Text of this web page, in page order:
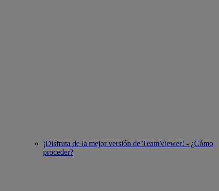
¡Disfruta de la mejor versión de TeamViewer! - ¿Cómo
proceder?